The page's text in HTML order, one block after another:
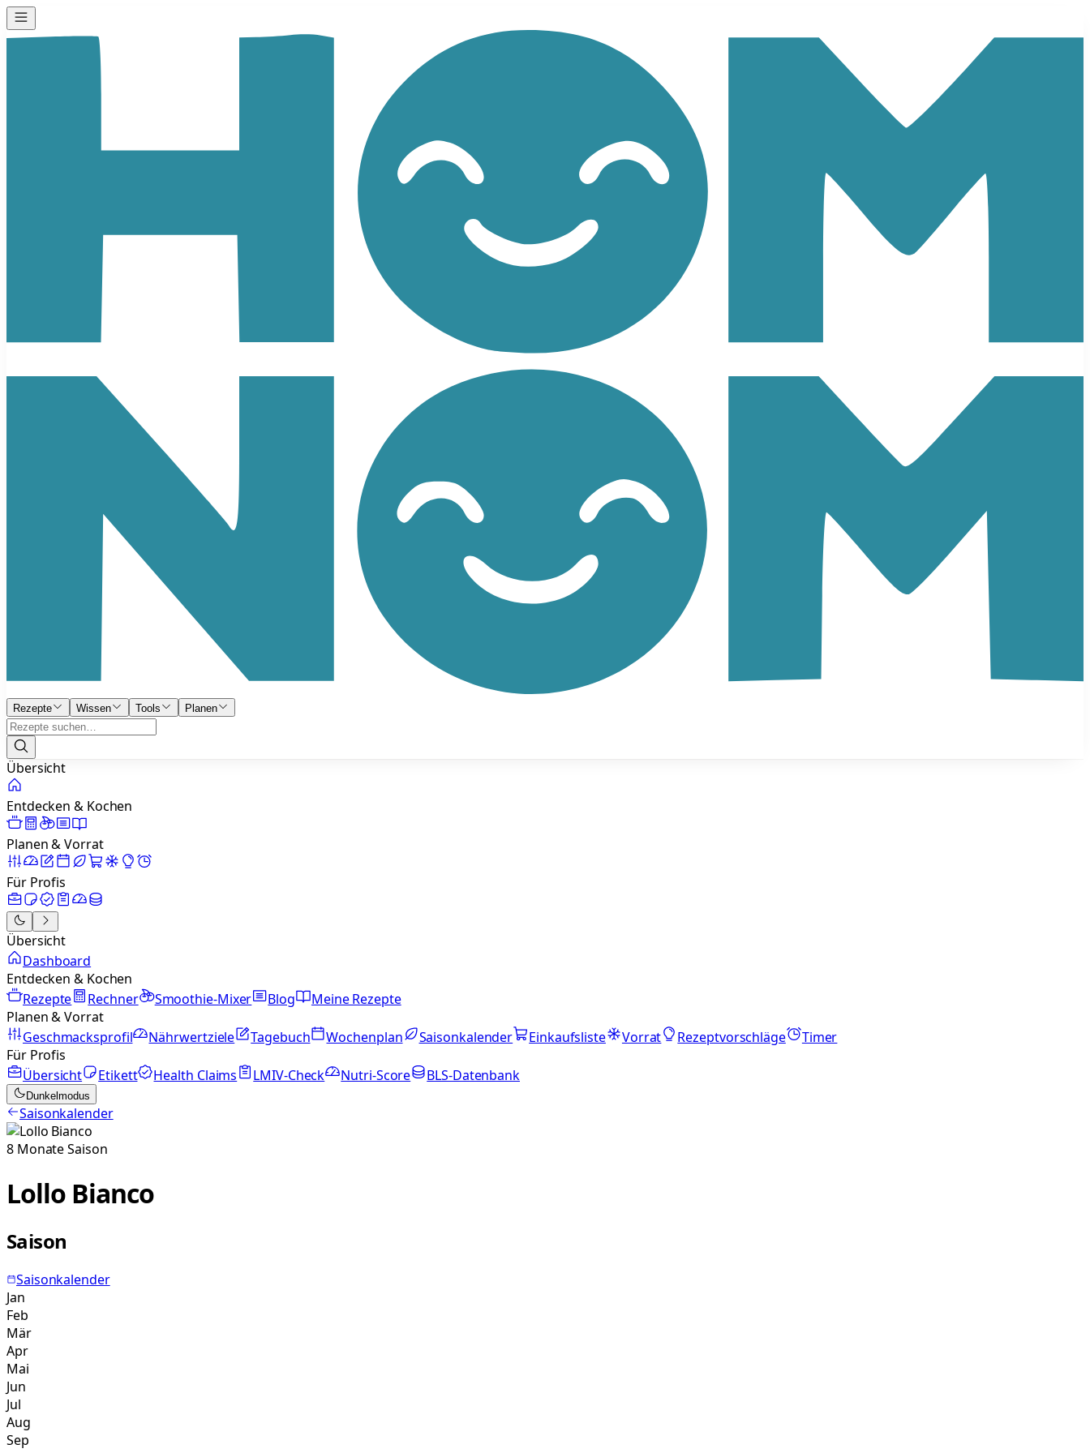
Rezepte Wissen Tools Planen
Übersicht
Entdecken & Kochen
Planen & Vorrat
Für Profis
Übersicht
Dashboard
Entdecken & Kochen
Rezepte
Rechner Smoothie-Mixer Blog
Meine Rezepte
Planen & Vorrat
Geschmacksprofil
Nährwertziele Tagebuch Wochenplan Saisonkalender Einkaufsliste Vorrat Rezeptvorschläge
Timer
Für Profis
Übersicht
Etikett Health Claims LMIV-Check Nutri-Score BLS-Datenbank
Dunkelmodus
Saisonkalender
8 MonateSaison
Lollo Bianco
Saison
Saisonkalender
Jan
Feb
Mär
Apr
Mai
Jun
Jul
Aug
Sep